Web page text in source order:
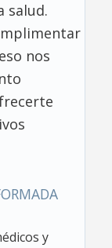
salud.
nos
y